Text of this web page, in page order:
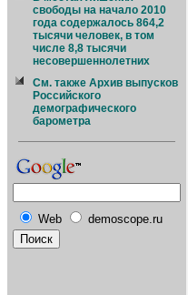
свободы на начало 2010
года содержалось 864,2
тысячи человек, в том
числе 8,8 тысячи
несовершеннолетних
См. также Архив выпусков
Российского
демографического
барометра
Web demoscope.ru